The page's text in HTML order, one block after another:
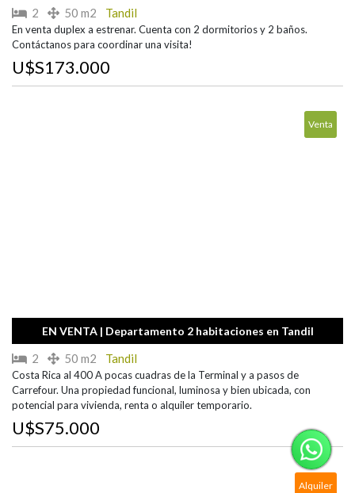
2 50 m2 Tandil
En venta duplex a estrenar. Cuenta con 2 dormitorios y 2 baños.
Contáctanos para coordinar una visita!
U$S173.000
Venta
EN VENTA | Departamento 2 habitaciones en Tandil
2 50 m2 Tandil
Costa Rica al 400 A pocas cuadras de la Terminal y a pasos de
Carrefour. Una propiedad funcional, luminosa y bien ubicada, con
potencial para vivienda, renta o alquiler temporario.
U$S75.000
Alquiler